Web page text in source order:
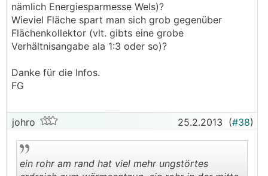
nämlich Energiesparmesse Wels)?
Wieviel Fläche spart man sich grob gegenüber
Flächenkollektor (vlt. gibts eine grobe
Verhältnisangabe ala 1:3 oder so)?
Danke für die Infos.
FG
johro 25.2.2013 (#38)
ein rohr am rand hat viel mehr ungstörtes